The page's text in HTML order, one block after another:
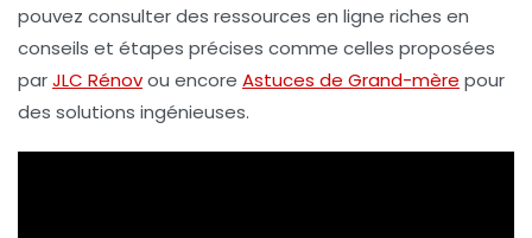
pouvez consulter des ressources en ligne riches en
conseils et étapes précises comme celles proposées
parJLC Rénovou encore Astuces de Grand-mère pour
des solutions ingénieuses.